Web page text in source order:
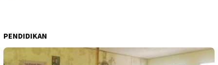
PENDIDIKAN